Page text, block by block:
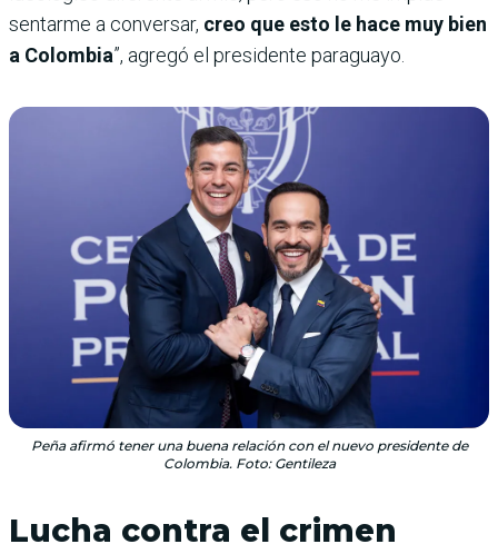
sentarme a conversar, creo que esto le hace muy bien
a Colombia”, agregó el presidente paraguayo.
Peña afirmó tener una buena relación con el nuevo presidente de
Colombia. Foto: Gentileza
Lucha contra el crimen